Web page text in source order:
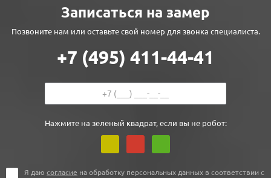
Записаться на замер
Позвоните нам или оставьте свой номер для звонка специалиста.
+7 (495) 411-44-41
Нажмите на зеленый квадрат, если вы не робот:
Я даю согласие на обработку персональных данных в соответствии с